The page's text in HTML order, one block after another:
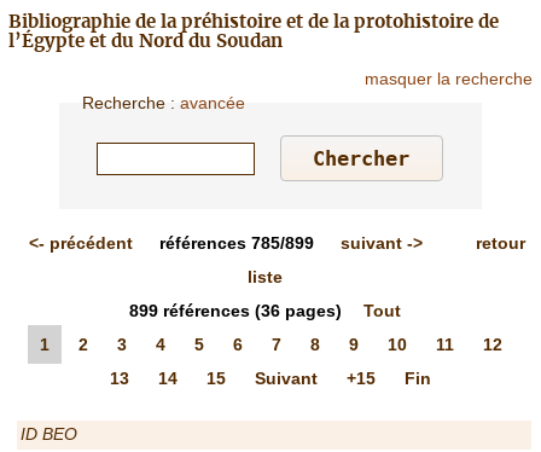
Bibliographie de la préhistoire et de la protohistoire de
l’Égypte et du Nord du Soudan
masquer la recherche
Recherche :avancée
<- précédent références785/899 suivant->
retour
liste
899 références(36 pages)
Tout
1
2 3 4 5 6 7 8 9 10 11
12
13
14 15 Suivant +15 Fin
ID BEO